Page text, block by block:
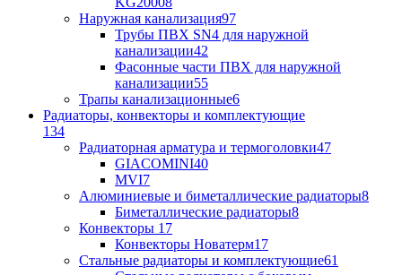
Наружная канализация97
Трубы ПВХ SN4 для наружной
канализации42
Фасонные части ПВХ для наружной
канализации55
Трапы канализационные6
Радиаторы, конвекторы и комплектующие
134
Радиаторная арматура и термоголовки47
GIACOMINI40
MVI7
Алюминиевые и биметаллические радиаторы8
Биметаллические радиаторы8
Конвекторы 17
Конвекторы Новатерм17
Стальные радиаторы и комплектующие61